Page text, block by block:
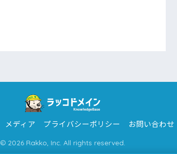
メディア プライバシーポリシー お問い合わせ
© 2026 Rakko, Inc. All rights reserved.